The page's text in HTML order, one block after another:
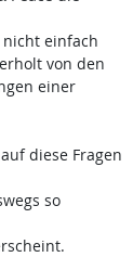
einfach
von den
einer
diese Fragen
so